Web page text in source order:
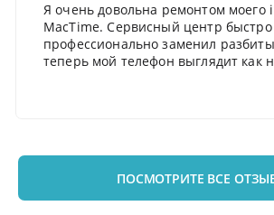
Я очень довольна ремонтом моего
MacTime. Сервисный центр
профессионально заменил
теперь мой телефон выглядит как
ПОСМОТРИТЕ ВСЕ